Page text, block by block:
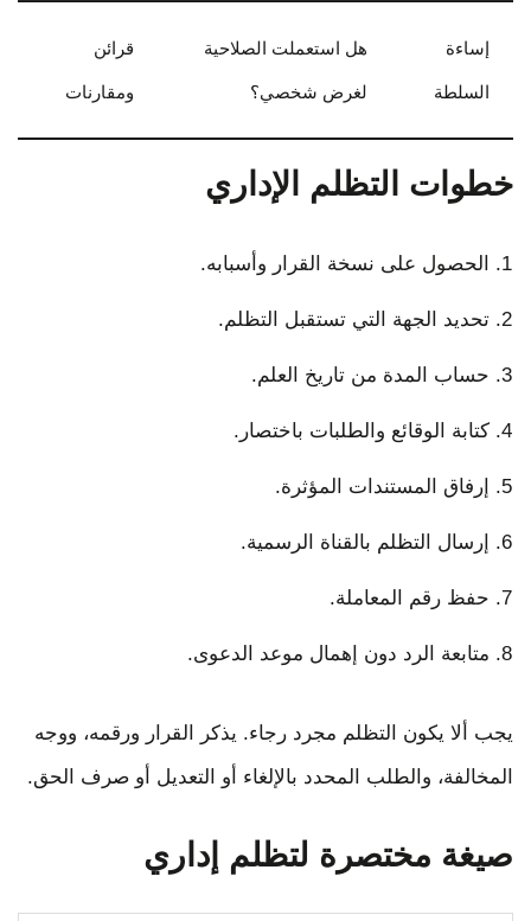
إساءة
السلطة
هل استعملت الصلاحية
لغرض شخصي؟
قرائن
ومقارنات
خطوات التظلم الإداري
الحصول على نسخة القرار وأسبابه.
تحديد الجهة التي تستقبل التظلم.
حساب المدة من تاريخ العلم.
كتابة الوقائع والطلبات باختصار.
إرفاق المستندات المؤثرة.
إرسال التظلم بالقناة الرسمية.
حفظ رقم المعاملة.
متابعة الرد دون إهمال موعد الدعوى.
يجب ألا يكون التظلم مجرد رجاء. يذكر القرار ورقمه، ووجه
المخالفة، والطلب المحدد بالإلغاء أو التعديل أو صرف الحق.
صيغة مختصرة لتظلم إداري